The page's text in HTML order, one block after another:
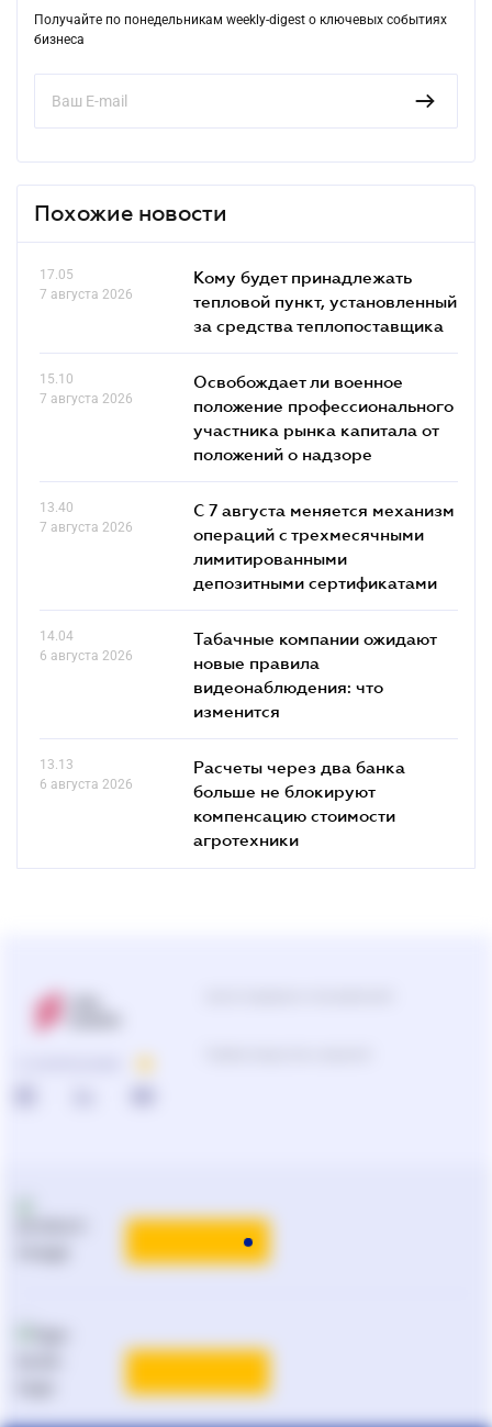
Получайте по понедельникам weekly-digest о ключевых событиях
бизнеса
Похожие новости
17.05
7 августа 2026
Кому будет принадлежать
тепловой пункт, установленный
за средства теплопоставщика
15.10
7 августа 2026
Освобождает ли военное
положение профессионального
участника рынка капитала от
положений о надзоре
13.40
7 августа 2026
С 7 августа меняется механизм
операций с трехмесячными
лимитированными
депозитными сертификатами
14.04
6 августа 2026
Табачные компании ожидают
новые правила
видеонаблюдения: что
изменится
13.13
6 августа 2026
Расчеты через два банка
больше не блокируют
компенсацию стоимости
агротехники